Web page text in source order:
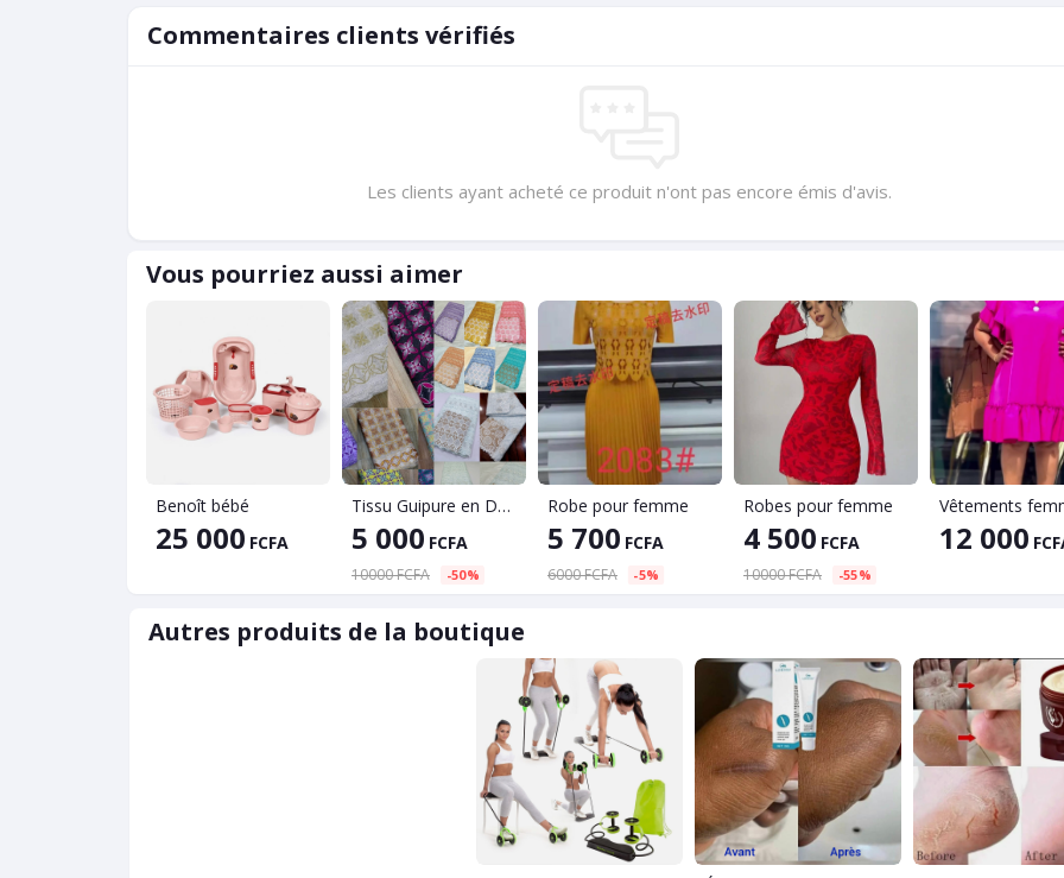
Commentaires clients vérifiés
Les clients ayant acheté ce produit n'ont pas encore émis d'avis.
Vous pourriez aussi aimer
Benoît bébé
25 000 FCFA
Tissu Guipure en Dentelle, Style Africain, longueur 5Yards, pour événements spéciaux et tenus occasionnelles
5 000 FCFA
10000 FCFA -50%
Robe pour femme
5 700 FCFA
6000 FCFA -5%
Robes pour femme
4 500 FCFA
10000 FCFA -55%
Vêtements
12 000
Autres produits de la boutique